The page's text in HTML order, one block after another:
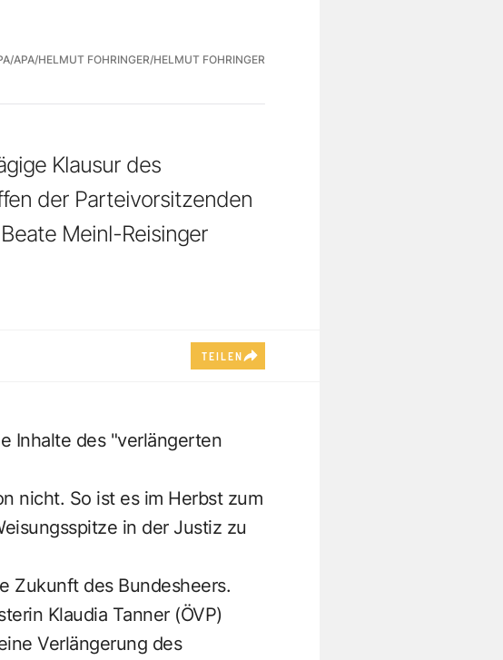
APA/HELMUT FOHRINGER/HELMUT FOHRINGER
Klausur des
der Parteivorsitzenden
Meinl-Reisinger
TEILEN
Inhalte des "verlängerten
nicht. So ist es im Herbst zum
in der Justiz zu
Zukunft des Bundesheers.
Klaudia Tanner (ÖVP)
Verlängerung des